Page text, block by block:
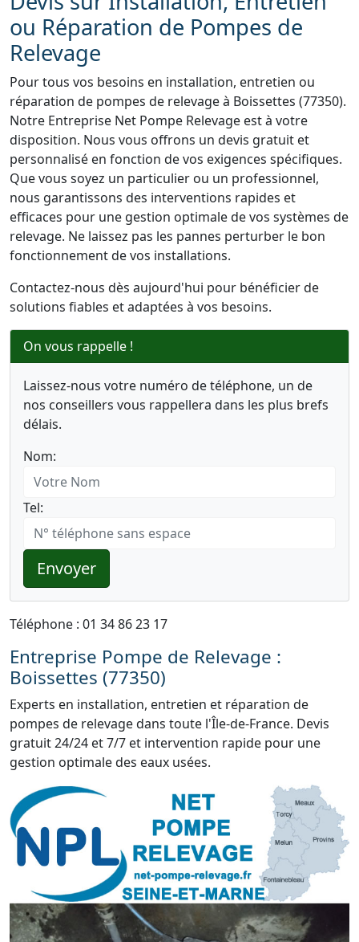
ou Réparation de Pompes de
Relevage
Pour tous vos besoins en installation, entretien ou
réparation de pompes de relevage à Boissettes (77350).
Notre Entreprise Net Pompe Relevage est à votre
disposition. Nous vous offrons un devis gratuit et
personnalisé en fonction de vos exigences spécifiques.
Que vous soyez un particulier ou un professionnel,
nous garantissons des interventions rapides et
efficaces pour une gestion optimale de vos systèmes de
relevage. Ne laissez pas les pannes perturber le bon
fonctionnement de vos installations.
Contactez-nous dès aujourd'hui pour bénéficier de
solutions fiables et adaptées à vos besoins.
On vous rappelle !
Laissez-nous votre numéro de téléphone, un de
nos conseillers vous rappellera dans les plus brefs
délais.
Nom:
Tel:
Envoyer
Téléphone : 01 34 86 23 17
Entreprise Pompe de Relevage :
Boissettes (77350)
Experts en installation, entretien et réparation de
pompes de relevage dans toute l'Île-de-France. Devis
gratuit 24/24 et 7/7 et intervention rapide pour une
gestion optimale des eaux usées.